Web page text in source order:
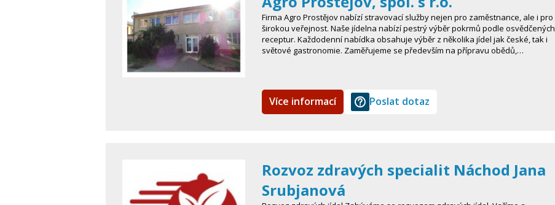
Firma Agro Prostějov nabízí stravovací služby nejen pro zaměstnance, ale i pro
širokou veřejnost. Naše jídelna nabízí pestrý výběr pokrmů podle osvědčených
receptur. Každodenní nabídka obsahuje výběr z několika jídel jak české, tak i
světové gastronomie. Zaměřujeme se především na přípravu obědů,…
Více informací Poslat dotaz
Rozvoz zdravých specialit Náchod Jana
Srubjanová